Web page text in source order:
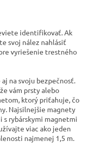
identifikovať. Ak
svoj nález nahlásiť
vyriešenie trestného
na svoju bezpečnosť.
vám prsty alebo
ktorý priťahuje, čo
Najsilnejšie magnety
s rybárskymi magnetmi
viac ako jeden
najmenej 1,5 m.